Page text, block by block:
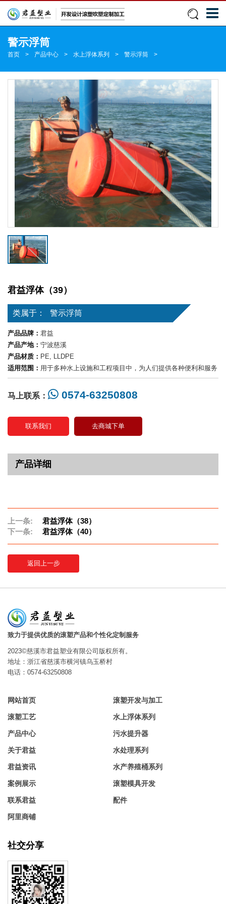
警示浮筒
首页 > 产品中心 > 水上浮体系列 > 警示浮筒 >
君益浮体（39）
类属于： 警示浮筒
产品品牌： 君益
产品产地： 宁波慈溪
产品材质： PE, LLDPE
适用范围： 用于多种水上设施和工程项目中，为人们提供各种便利和服务
马上联系： 0574-63250808
联系我们 去商城下单
产品详细
上一条:
君益浮体（38）
下一条:
君益浮体（40）
返回上一步
致力于提供优质的滚塑产品和个性化定制服务
2023©慈溪市君益塑业有限公司版权所有。
地址：浙江省慈溪市横河镇乌玉桥村
电话：0574-63250808
网站首页
滚塑工艺
产品中心
关于君益
君益资讯
案例展示
联系君益
阿里商铺
滚塑开发与加工
水上浮体系列
污水提升器
水处理系列
水产养殖桶系列
滚塑模具开发
配件
社交分享